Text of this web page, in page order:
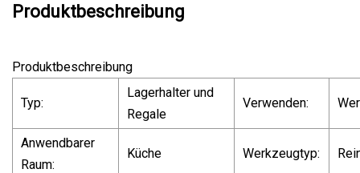
Produktbeschreibung
Produktbeschreibung
Typ:
Lagerhalter und
Regale
Verwenden:
Anwendbarer
Raum:
Küche Werkzeugtyp: